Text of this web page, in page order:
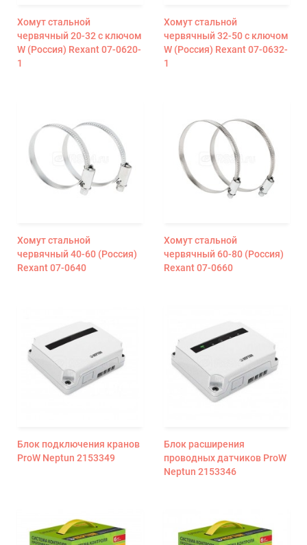
Хомут стальной
червячный 20-32 с ключом
W (Россия) Rexant 07-0620-
1
Хомут стальной
червячный 32-50 с ключом
W (Россия) Rexant 07-0632-
1
Хомут стальной
червячный 40-60 (Россия)
Rexant 07-0640
Хомут стальной
червячный 60-80 (Россия)
Rexant 07-0660
Блок подключения кранов
ProW Neptun 2153349
Блок расширения
проводных датчиков ProW
Neptun 2153346